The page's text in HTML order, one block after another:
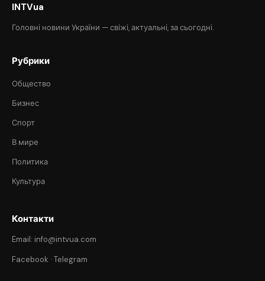
INTVua
Головні новини України — свіжі, актуальні, за сьогодні.
Рубрики
Общество
Бизнес
Спорт
В мире
Политика
Культура
Контакти
Email: info@intvua.com
Facebook · Telegram